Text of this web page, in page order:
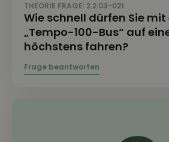
THEORIE FRAGE: 2.2.03-021
Wie schnell dürfen Sie
„Tempo-100-Bus“ auf
höchstens fahren?